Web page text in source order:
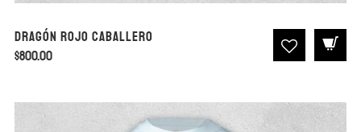
Dragón Rojo Caballero
$800.00